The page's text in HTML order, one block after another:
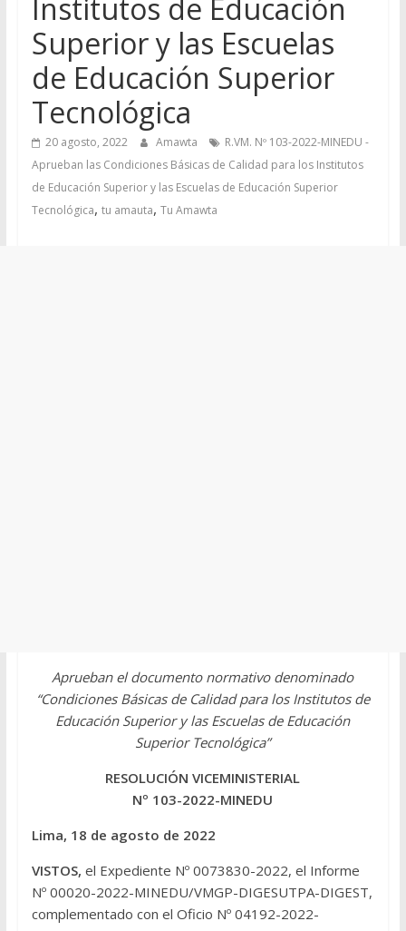
Institutos de Educación
Superior y las Escuelas
de Educación Superior
Tecnológica
20 agosto, 2022 Amawta
R.VM. Nº 103-2022-MINEDU -
Aprueban las Condiciones Básicas de Calidad para los Institutos
de Educación Superior y las Escuelas de Educación Superior
Tecnológica, tu amauta, Tu Amawta
Aprueban el documento normativo denominado
“Condiciones Básicas de Calidad para los Institutos de
Educación Superior y las Escuelas de Educación
Superior Tecnológica”
RESOLUCIÓN VICEMINISTERIAL
Nº 103-2022-MINEDU
Lima, 18 de agosto de 2022
VISTOS, el Expediente Nº 0073830-2022, el Informe
Nº 00020-2022-MINEDU/VMGP-DIGESUTPA-DIGEST,
complementado con el Oficio Nº 04192-2022-